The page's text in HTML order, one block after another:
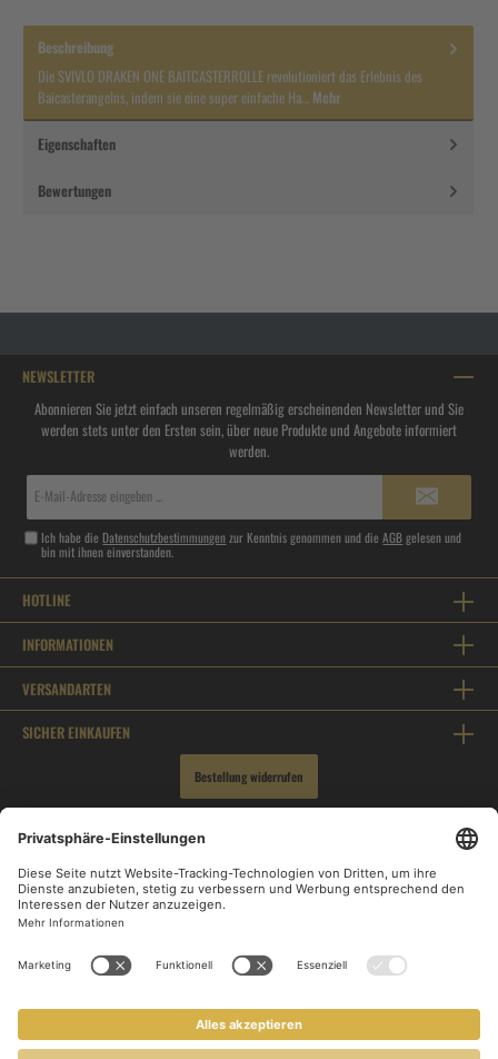
Beschreibung
Die SVIVLO DRAKEN ONE BAITCASTERROLLE revolutioniert das Erlebnis des
Baicasterangelns, indem sie eine super einfache Ha… Mehr
Eigenschaften
Bewertungen
NEWSLETTER
Abonnieren Sie jetzt einfach unseren regelmäßig erscheinenden Newsletter und Sie
werden stets unter den Ersten sein, über neue Produkte und Angebote informiert
werden.
Ich habe die Datenschutzbestimmungenzur Kenntnis genommen und dieAGBgelesen und
bin mit ihnen einverstanden.
HOTLINE
INFORMATIONEN
VERSANDARTEN
SICHER EINKAUFEN
Bestellung widerrufen